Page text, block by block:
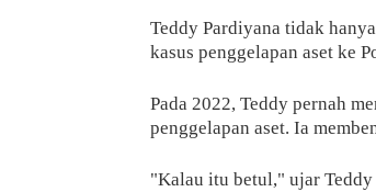
Teddy Pardiyana tidak
kasus penggelapan aset ke
Pada 2022, Teddy pernah
penggelapan aset. Ia
"Kalau itu betul," ujar